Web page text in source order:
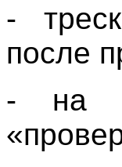
-
после
- на